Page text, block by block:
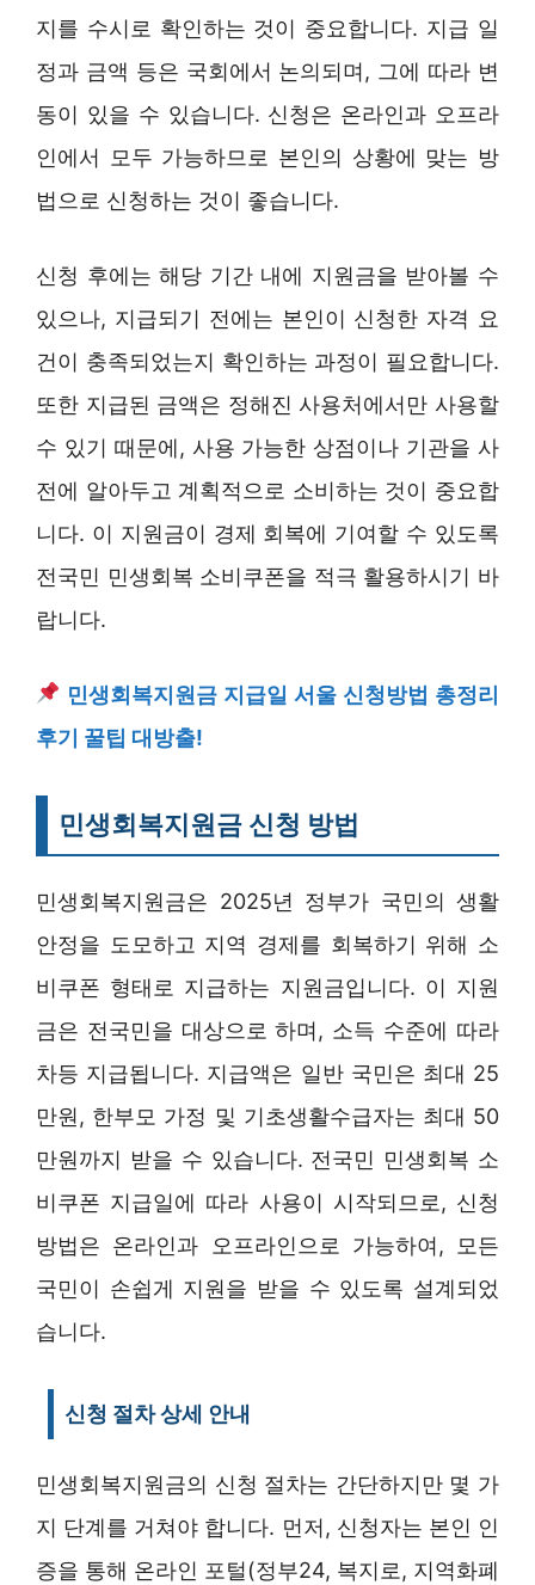
지를 수시로 확인하는 것이 중요합니다. 지급 일
정과 금액 등은 국회에서 논의되며, 그에 따라 변
동이 있을 수 있습니다. 신청은 온라인과 오프라
인에서 모두 가능하므로 본인의 상황에 맞는 방
법으로 신청하는 것이 좋습니다.
신청 후에는 해당 기간 내에 지원금을 받아볼 수
있으나, 지급되기 전에는 본인이 신청한 자격 요
건이 충족되었는지 확인하는 과정이 필요합니다.
또한 지급된 금액은 정해진 사용처에서만 사용할
수 있기 때문에, 사용 가능한 상점이나 기관을 사
전에 알아두고 계획적으로 소비하는 것이 중요합
니다. 이 지원금이 경제 회복에 기여할 수 있도록
전국민 민생회복 소비쿠폰을 적극 활용하시기 바
랍니다.
민생회복지원금 지급일 서울 신청방법 총정리
후기 꿀팁 대방출!
민생회복지원금 신청 방법
민생회복지원금은 2025년 정부가 국민의 생활
안정을 도모하고 지역 경제를 회복하기 위해 소
비쿠폰 형태로 지급하는 지원금입니다. 이 지원
금은 전국민을 대상으로 하며, 소득 수준에 따라
차등 지급됩니다. 지급액은 일반 국민은 최대 25
만원, 한부모 가정 및 기초생활수급자는 최대 50
만원까지 받을 수 있습니다. 전국민 민생회복 소
비쿠폰 지급일에 따라 사용이 시작되므로, 신청
방법은 온라인과 오프라인으로 가능하여, 모든
국민이 손쉽게 지원을 받을 수 있도록 설계되었
습니다.
신청 절차 상세 안내
민생회복지원금의 신청 절차는 간단하지만 몇 가
지 단계를 거쳐야 합니다. 먼저, 신청자는 본인 인
증을 통해 온라인 포털(정부24, 복지로, 지역화폐